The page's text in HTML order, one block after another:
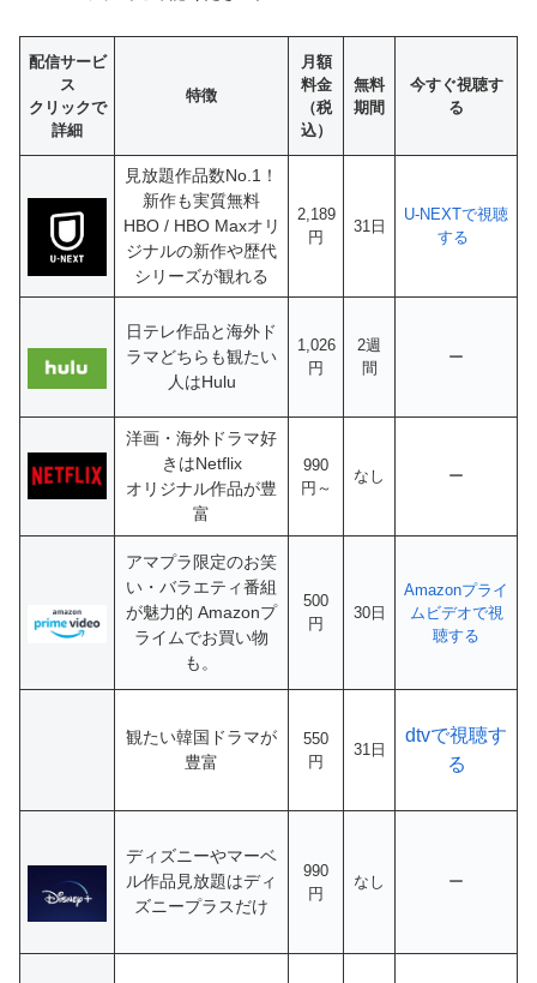
配信サービ
ス
クリックで
詳細
特徴
月額
料金
（税
込）
無料
期間
今すぐ視聴す
る
見放題作品数No.1！
新作も実質無料
HBO / HBO Maxオリ
ジナルの新作や歴代
シリーズが観れる
2,189
円
31日
U-NEXTで視聴
する
日テレ作品と海外ド
ラマどちらも観たい
人はHulu
1,026
円
2週
間
ー
洋画・海外ドラマ好
きはNetflix
オリジナル作品が豊
富
990
円～
なし ー
アマプラ限定のお笑
い・バラエティ番組
が魅力的 Amazonプ
ライムでお買い物
も。
500
円
30日
Amazonプライ
ムビデオで視
聴する
観たい韓国ドラマが
豊富
550
円
31日
dtvで視聴す
る
ディズニーやマーベ
ル作品見放題はディ
ズニープラスだけ
990
円
なし ー